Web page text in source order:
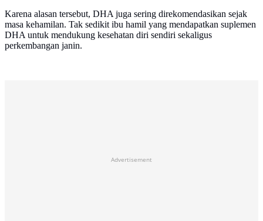
Karena alasan tersebut, DHA juga sering direkomendasikan sejak
masa kehamilan. Tak sedikit ibu hamil yang mendapatkan suplemen
DHA untuk mendukung kesehatan diri sendiri sekaligus
perkembangan janin.
Advertisement